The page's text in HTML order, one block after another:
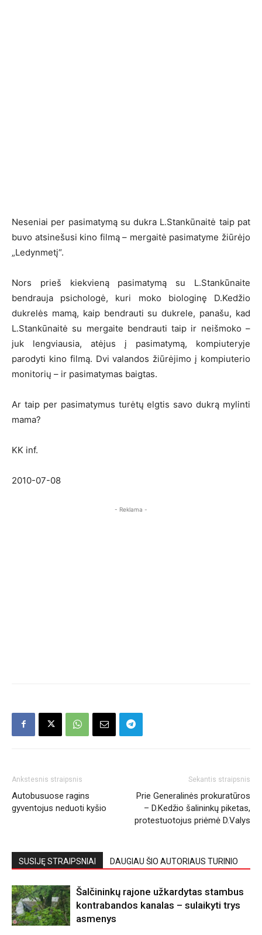
Neseniai per pasimatymą su dukra L.Stankūnaitė taip pat
buvo atsinešusi kino filmą – mergaitė pasimatyme žiūrėjo
„Ledynmetį“.
Nors prieš kiekvieną pasimatymą su L.Stankūnaite
bendrauja psichologė, kuri moko biologinę D.Kedžio
dukrelės mamą, kaip bendrauti su dukrele, panašu, kad
L.Stankūnaitė su mergaite bendrauti taip ir neišmoko –
juk lengviausia, atėjus į pasimatymą, kompiuteryje
parodyti kino filmą. Dvi valandos žiūrėjimo į kompiuterio
monitorių – ir pasimatymas baigtas.
Ar taip per pasimatymus turėtų elgtis savo dukrą mylinti
mama?
KK inf.
2010-07-08
- Reklama -
Ankstesnis straipsnis
Autobusuose ragins
gyventojus neduoti kyšio
Sekantis straipsnis
Prie Generalinės prokuratūros
– D.Kedžio šalininkų piketas,
protestuotojus priėmė D.Valys
SUSIJĘ STRAIPSNIAI DAUGIAU ŠIO AUTORIAUS TURINIO
Šalčininkų rajone užkardytas stambus
kontrabandos kanalas – sulaikyti trys
asmenys